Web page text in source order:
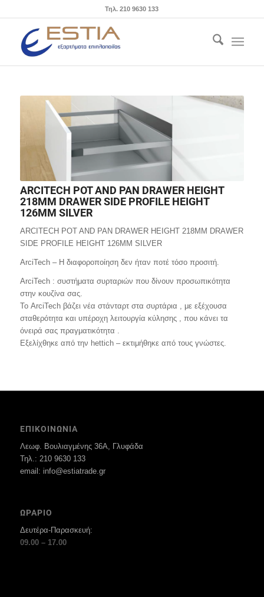
Τηλ. 210 9630 133
ARCITECH POT AND PAN DRAWER HEIGHT
218MM DRAWER SIDE PROFILE HEIGHT
126MM SILVER
ARCITECH POT AND PAN DRAWER HEIGHT 218MM DRAWER
SIDE PROFILE HEIGHT 126MM SILVER
ArciTech – Η διαφοροποίηση δεν ήταν ποτέ τόσο προσιτή.
ArciTech : συστήματα συρταριών που δίνουν προσωπικότητα
στην κουζίνα σας.
Το ArciTech βάζει νέα στάνταρτ στα συρτάρια , με εξέχουσα
σταθερότητα και υπέροχη λειτουργία κύλησης , που κάνει τα
όνειρά σας πραγματικότητα .
Εξελίχθηκε από την hettich – εκτιμήθηκε από τους γνώστες.
ΕΠΙΚΟΙΝΩΝΙΑ
Λεωφ. Βουλιαγμένης 36Α, Γλυφάδα
Τηλ.: 210 9630 133
email: info@estiatrade.gr
ΩΡΑΡΙΟ
Δευτέρα-Παρασκευή:
09.00 – 17.00